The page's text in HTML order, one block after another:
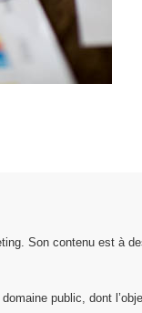
Son contenu est à
public, dont